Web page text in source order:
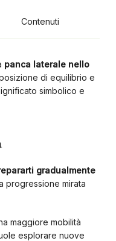
Contenuti
panca laterale nello
di equilibrio e
simbolico e
gradualmente
progressione mirata
maggiore mobilità
esplorare nuove